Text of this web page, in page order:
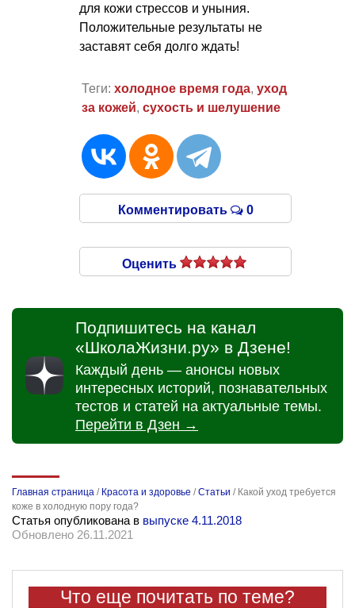
для кожи стрессов и уныния.
Положительные результаты не
заставят себя долго ждать!
Теги: холодное время года, уход
за кожей, сухость и шелушение
Комментировать 0
Оценить
Подпишитесь на канал
«ШколаЖизни.ру» в Дзене!
Каждый день — анонсы новых
интересных историй, познавательных
тестов и статей на актуальные темы.
Перейти в Дзен →
Главная страница / Красота и здоровье /Статьи / Какой уход требуется
коже в холодную пору года?
Статья опубликована в выпуске 4.11.2018
Обновлено 26.11.2021
Что еще почитать по теме?